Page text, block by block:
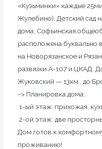
«Кузьминки» каждые
Жулебино). Детский сад
дома, Софьинская
расположена буквально
на Новорязанское и
развязки А-107 и ЦКАД.
Жуковский — 13км., до
~> Планировка дома;
1-ый этаж: прихожая,
2-ой этаж: две
Дом готов к
проживанию!